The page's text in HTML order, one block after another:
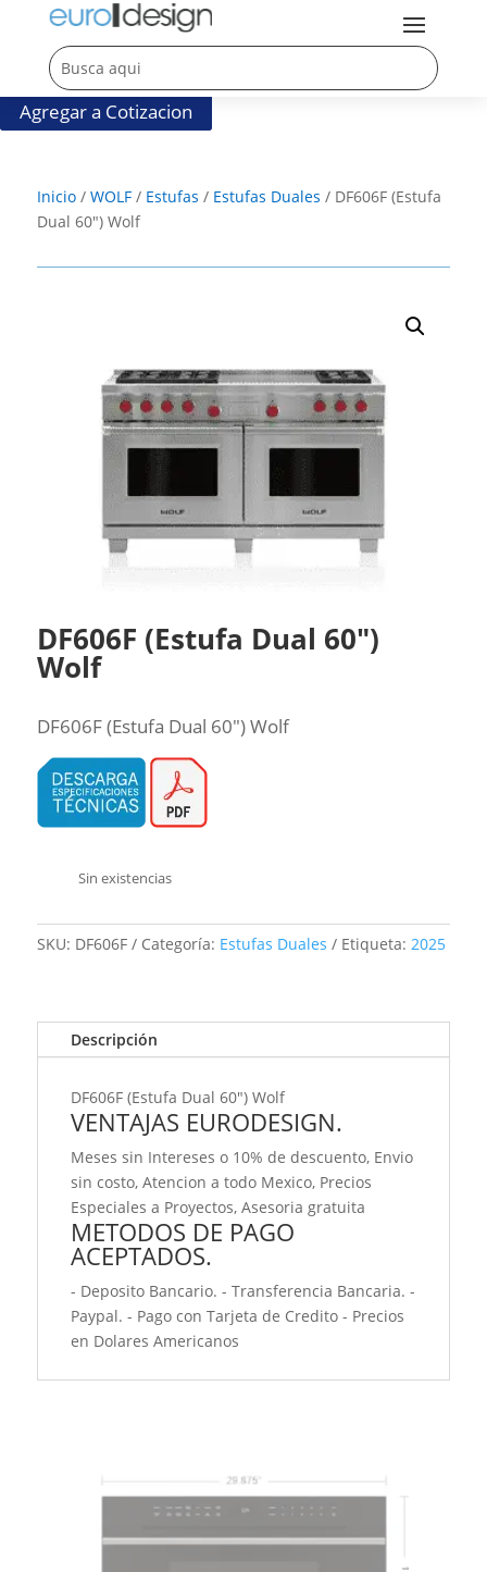
Agregar a Cotizacion
Inicio/ WOLF/ Estufas / Estufas Duales / DF606F (Estufa
Dual 60″) Wolf
DF606F (Estufa Dual 60″)
Wolf
DF606F (Estufa Dual 60″) Wolf
Sin existencias
SKU: DF606F Categoría: Estufas Duales Etiqueta: 2025
Descripción
DF606F (Estufa Dual 60") Wolf
VENTAJAS EURODESIGN.
Meses sin Intereses o 10% de descuento, Envio
sin costo, Atencion a todo Mexico, Precios
Especiales a Proyectos, Asesoria gratuita
METODOS DE PAGO
ACEPTADOS.
- Deposito Bancario. - Transferencia Bancaria. -
Paypal. - Pago con Tarjeta de Credito - Precios
en Dolares Americanos